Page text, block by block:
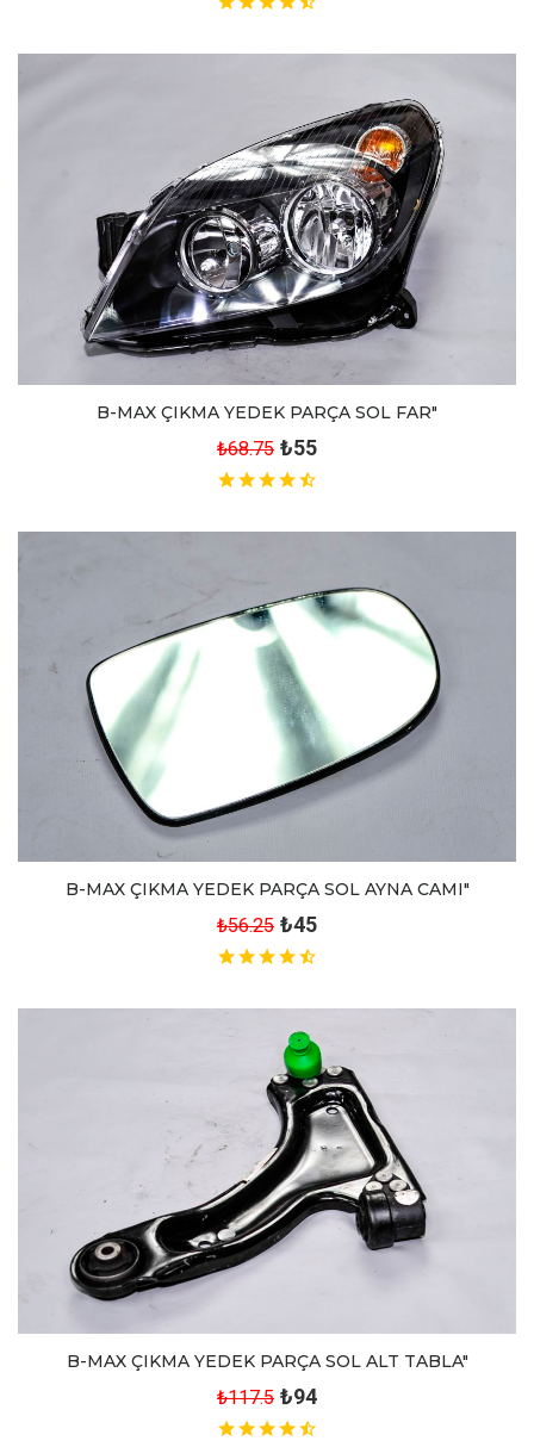
B-MAX ÇIKMA YEDEK PARÇA SOL FAR"
₺68.75 ₺55
B-MAX ÇIKMA YEDEK PARÇA SOL AYNA CAMI"
₺56.25 ₺45
B-MAX ÇIKMA YEDEK PARÇA SOL ALT TABLA"
₺117.5 ₺94